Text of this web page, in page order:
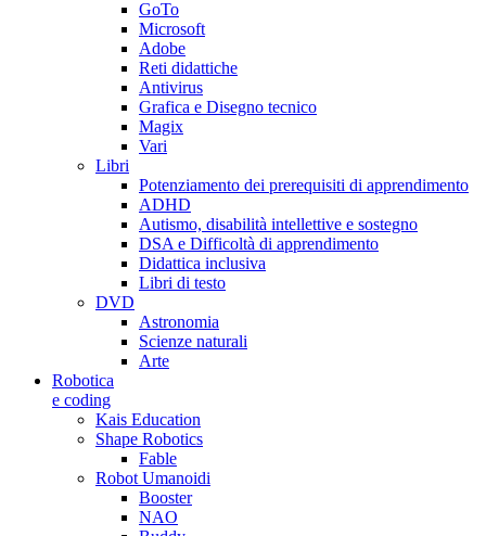
GoTo
Microsoft
Adobe
Reti didattiche
Antivirus
Grafica e Disegno tecnico
Magix
Vari
Libri
Potenziamento dei prerequisiti di apprendimento
ADHD
Autismo, disabilità intellettive e sostegno
DSA e Difficoltà di apprendimento
Didattica inclusiva
Libri di testo
DVD
Astronomia
Scienze naturali
Arte
Robotica
e coding
Kais Education
Shape Robotics
Fable
Robot Umanoidi
Booster
NAO